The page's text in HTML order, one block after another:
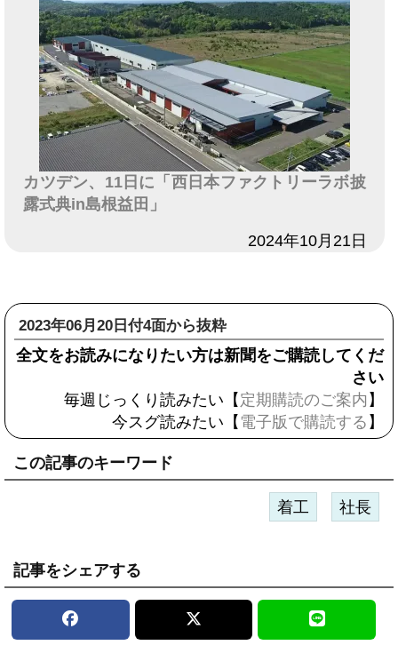
カツデン、11日に「西日本ファクトリーラボ披
露式典in島根益田」
2024年10月21日
2023年06月20日付4面から抜粋
全文をお読みになりたい方は新聞をご購読してくだ
さい
毎週じっくり読みたい【 定期購読のご案内 】
今スグ読みたい【 電子版で購読する 】
この記事のキーワード
着工 社長
記事をシェアする